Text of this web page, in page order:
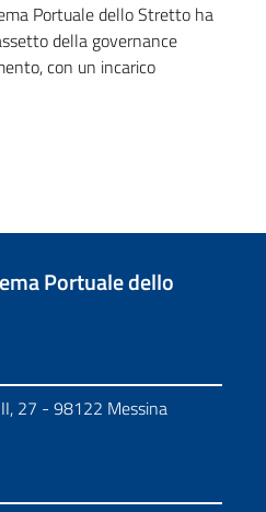
Portuale dello Stretto ha
della governance
con un incarico
Portuale dello
27 - 98122 Messina